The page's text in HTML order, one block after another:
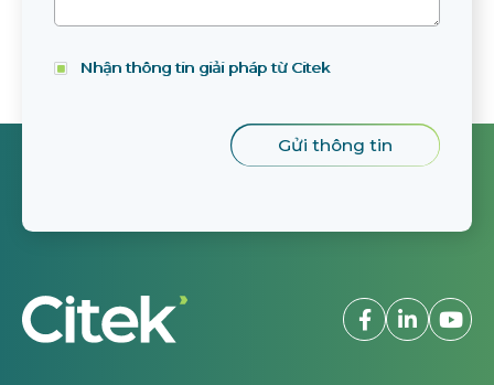
Nhận thông tin giải pháp từ Citek